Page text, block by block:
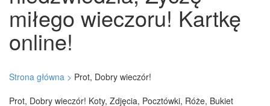
miłego wieczoru! Kartkę
online!
Strona główna > Prot, Dobry wieczór!
Prot, Dobry wieczór! Koty, Zdjęcia, Pocztówki, Róże, Bukiet